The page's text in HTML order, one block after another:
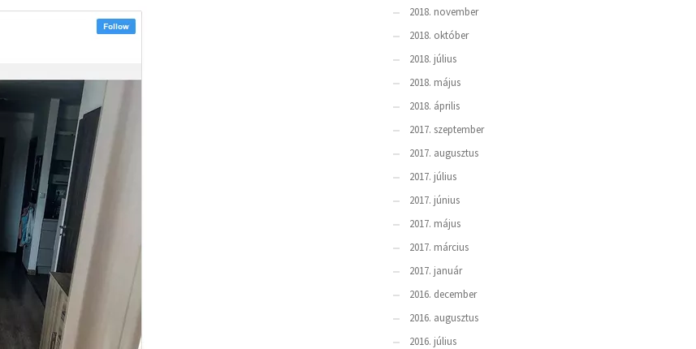
2018. november
2018. október
2018. július
2018. május
2018. április
2017. szeptember
2017. augusztus
2017. július
2017. június
2017. május
2017. március
2017. január
2016. december
2016. augusztus
2016. július